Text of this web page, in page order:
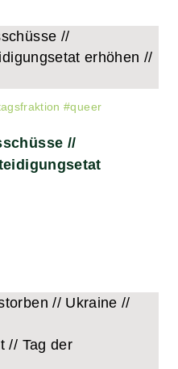
#queer
//